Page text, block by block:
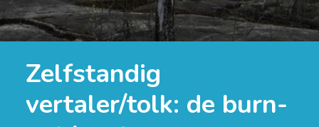
Zelfstandig
vertaler/tolk: de burn-